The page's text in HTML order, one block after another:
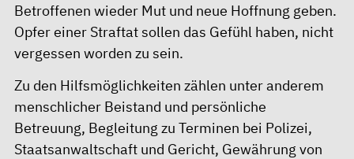
Betroffenen wieder Mut und neue Hoffnung geben.
Opfer einer Straftat sollen das Gefühl haben, nicht
vergessen worden zu sein.
Zu den Hilfsmöglichkeiten zählen unter anderem
menschlicher Beistand und persönliche
Betreuung, Begleitung zu Terminen bei Polizei,
Staatsanwaltschaft und Gericht, Gewährung von